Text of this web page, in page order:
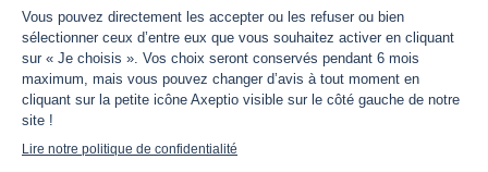
Estimation bien immobilier
Estimation loyer
Actualités
X
LinkedIn
YouTube
Instagram